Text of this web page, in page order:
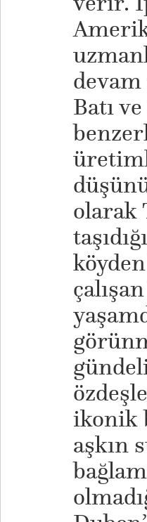
Batı
olarak
taşıdığı
ikonik
aşkın